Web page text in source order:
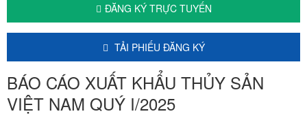
ĐĂNG KÝ TRỰC TUYẾN
TẢI PHIẾU ĐĂNG KÝ
BÁO CÁO XUẤT KHẨU THỦY SẢN
VIỆT NAM QUÝ I/2025